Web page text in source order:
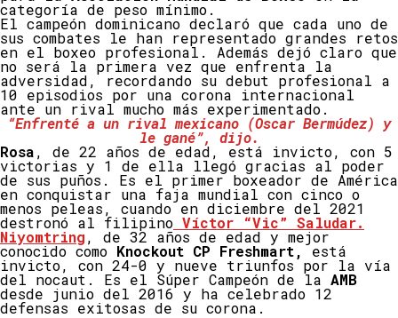
categoría de peso mínimo.
El campeón dominicano declaró que cada uno de
sus combates le han representado grandes retos
en el boxeo profesional. Además dejó claro que
no será la primera vez que enfrenta la
adversidad, recordando su debut profesional a
10 episodios por una corona internacional
ante un rival mucho más experimentado.
“Enfrenté a un rival mexicano (Oscar Bermúdez) y
le gané”, dijo.
Rosa, de 22 años de edad, está invicto, con 5
victorias y 1 de ella llegó gracias al poder
de sus puños. Es el primer boxeador de América
en conquistar una faja mundial con cinco o
menos peleas, cuando en diciembre del 2021
destronó al filipino Víctor “Vic” Saludar.
Niyomtring, de 32 años de edad y mejor
conocido como Knockout CP Freshmart, está
invicto, con 24-0 y nueve triunfos por la vía
del nocaut. Es el Súper Campeón de la AMB
desde junio del 2016 y ha celebrado 12
defensas exitosas de su corona.